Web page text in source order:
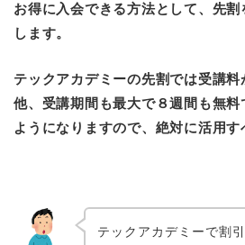
お得に入会できる方法として、先
します。
テックアカデミーの先割では受講
他、受講期間も最大で８週間も無
ようになりますので、絶対に活用す
テックアカデミーで割